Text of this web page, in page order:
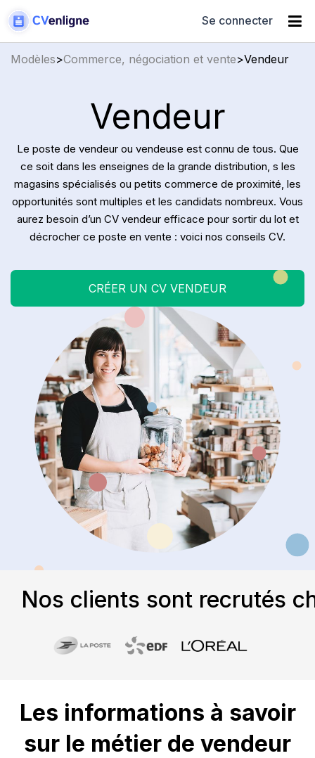
Se connecter
Modèles>Commerce, négociation et vente>Vendeur
Vendeur
Le poste de vendeur ou vendeuse est connu de tous. Que
ce soit dans les enseignes de la grande distribution, s les
magasins spécialisés ou petits commerce de proximité, les
opportunités sont multiples et les candidats nombreux. Vous
aurez besoin d’un CV vendeur efficace pour sortir du lot et
décrocher ce poste en vente : voici nos conseils CV.
CRÉER UN CV VENDEUR
Nos clients sont recrutés
Les informations à savoir
sur le métier de vendeur